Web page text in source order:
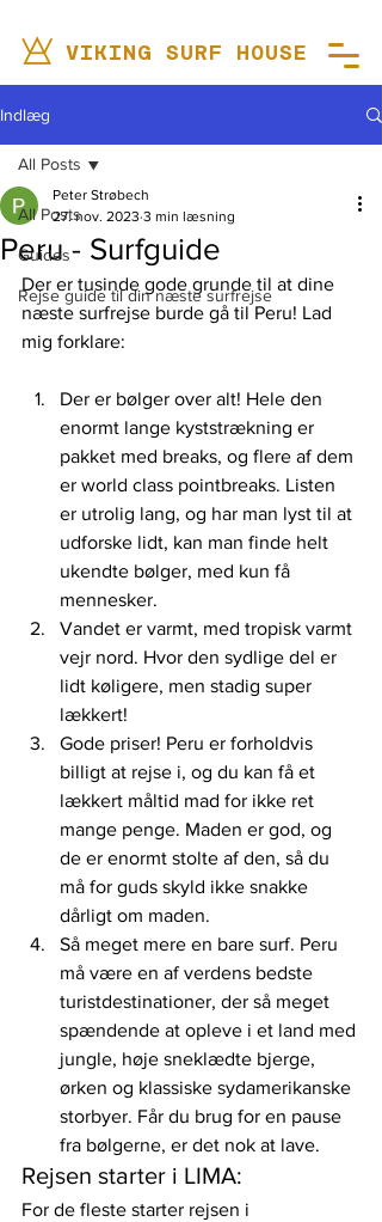
VIKING SURF HOUSE
Indlæg
All Posts
Guides
Rejse guide til din næste surfrejse
All Posts
Peru - Surfguide
Peter Strøbech
27. nov. 2023 3 min læsning
Der er tusinde gode grunde til at dine
næste surfrejse burde gå til Peru! Lad
mig forklare:
Der er bølger over alt! Hele den
enormt lange kyststrækning er
pakket med breaks, og flere af dem
er world class pointbreaks. Listen
er utrolig lang, og har man lyst til at
udforske lidt, kan man finde helt
ukendte bølger, med kun få
mennesker.
Vandet er varmt, med tropisk varmt
vejr nord. Hvor den sydlige del er
lidt køligere, men stadig super
lækkert!
Gode priser! Peru er forholdvis
billigt at rejse i, og du kan få et
lækkert måltid mad for ikke ret
mange penge. Maden er god, og
de er enormt stolte af den, så du
må for guds skyld ikke snakke
dårligt om maden.
Så meget mere en bare surf. Peru
må være en af verdens bedste
turistdestinationer, der så meget
spændende at opleve i et land med
jungle, høje sneklædte bjerge,
ørken og klassiske sydamerikanske
storbyer. Får du brug for en pause
fra bølgerne, er det nok at lave.
Rejsen starter i LIMA:
For de fleste starter rejsen i